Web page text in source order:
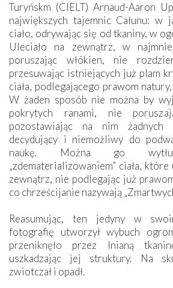
Turyńskm (CIELT) Arnaud-Aaron
największych tajemnic Całunu: w
ciało, odrywając się od tkaniny, w
Uleciało na zewnątrz, w
poruszając włókien, nie
przesuwając istniejących już plam
ciała, podlegającego prawom
W żaden sposób nie można by
pokrytych ranami, nie
pozostawiając na nim
decydujący i niemożliwy do
naukę. Można go
„zdematerializowaniem” ciała, które
zewnątrz, nie podlegając już
co chrześcijanie nazywają
Reasumując, ten jedyny w
fotografię utworzył wybuch
przeniknęło przez lnianą
uszkadzając jej struktury. Na
zwiotczał i opadł.